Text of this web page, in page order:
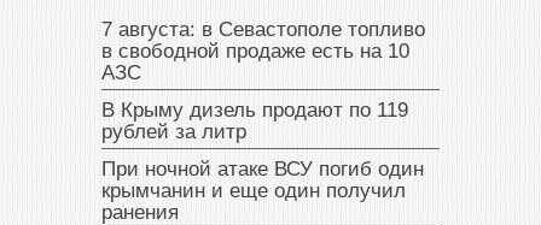
7 августа: в Севастополе топливо
в свободной продаже есть на 10
АЗС
В Крыму дизель продают по 119
рублей за литр
При ночной атаке ВСУ погиб один
крымчанин и еще один получил
ранения